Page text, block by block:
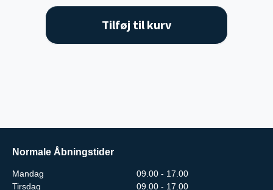
Tilføj til kurv
Normale Åbningstider
Mandag
09.00 - 17.00
Tirsdag
09.00 - 17.00